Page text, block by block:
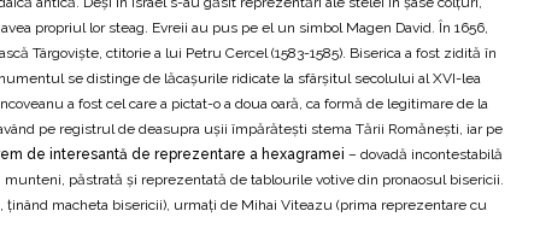
propriul lor steag. Evreii au pus pe el un simbol Magen David. În 1656,
Târgoviște, ctitorie a lui Petru Cercel (1583-1585). Biserica a fost zidită în
se distinge de lăcaşurile ridicate la sfârşitul secolului al XVI-lea
a fost cel care a pictat-o a doua oară, ca formă de legitimare de la
pe registrul de deasupra uşii împărăteşti stema Tării Romăneşti, iar pe
de interesantă de reprezentare a hexagramei – dovadă incontestabilă
păstrată şi reprezentată de tablourile votive din pronaosul bisericii.
ţinând macheta bisericii), urmaţi de Mihai Viteazu (prima reprezentare cu